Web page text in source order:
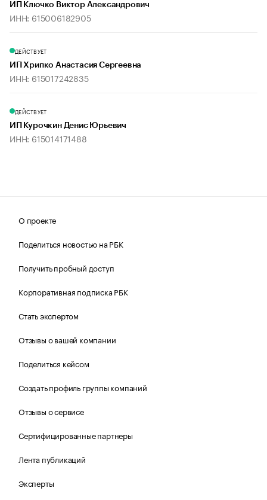
ИП Ключко Виктор Александрович
ИНН: 615006182905
ДЕЙСТВУЕТ
ИП Хрипко Анастасия Сергеевна
ИНН: 615017242835
ДЕЙСТВУЕТ
ИП Курочкин Денис Юрьевич
ИНН: 615014171488
О проекте
Поделиться новостью на РБК
Получить пробный доступ
Корпоративная подписка РБК
Стать экспертом
Отзывы о вашей компании
Поделиться кейсом
Создать профиль группы компаний
Отзывы о сервисе
Сертифицированные партнеры
Лента публикаций
Эксперты